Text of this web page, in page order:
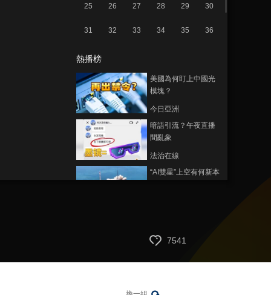
25 26 27 28 29 30
31 32 33 34 35 36
熱播榜
美國為何盯上中國光
模塊？
今日亞洲
暗語引流？午夜直播
間亂象
法治在線
“AI雙星”上空有何新本
7541